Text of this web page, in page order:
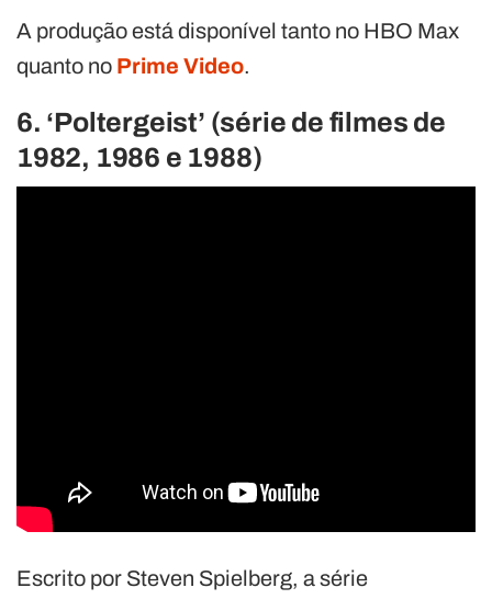
A produção está disponível tanto no HBO Max
quanto no Prime Video.
6. ‘Poltergeist’ (série de filmes de
1982, 1986 e 1988)
Escrito por Steven Spielberg, a série